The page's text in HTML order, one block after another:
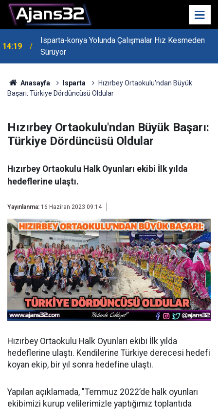
14:19
Isparta-konya Yolunda Çalışmalar Hız Kesmeden
Sürüyor
Anasayfa Isparta
Hızırbey Ortaokulu'ndan Büyük
Başarı: Türkiye Dördüncüsü Oldular
Hızırbey Ortaokulu'ndan Büyük Başarı:
Türkiye Dördüncüsü Oldular
Hızırbey Ortaokulu Halk Oyunları ekibi İlk yılda
hedeflerine ulaştı.
Yayınlanma: 16 Haziran 2023 09:14
Hızırbey Ortaokulu Halk Oyunları ekibi İlk yılda
hedeflerine ulaştı. Kendilerine Türkiye derecesi hedefi
koyan ekip, bir yıl sonra hedefine ulaştı.
Yapılan açıklamada, "Temmuz 2022’de halk oyunları
ekibimizi kurup velilerimizle yaptığımız toplantıda